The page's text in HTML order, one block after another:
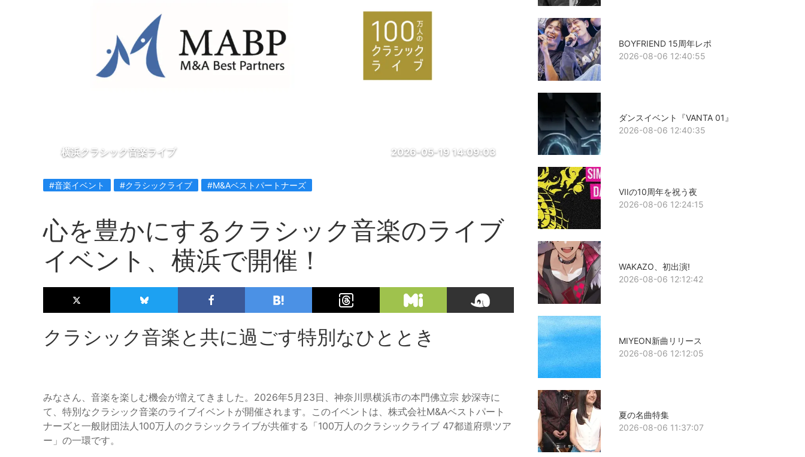
横浜クラシック音楽ライブ 2026-05-19 14:09:03
#音楽イベント #クラシックライブ #M&Aベストパートナーズ
心を豊かにするクラシック音楽のライブ
イベント、横浜で開催！
クラシック音楽と共に過ごす特別なひととき
みなさん、音楽を楽しむ機会が増えてきました。2026年5月23日、神奈川県横浜市の本門佛立宗 妙深寺に
て、特別なクラシック音楽のライブイベントが開催されます。このイベントは、株式会社M&Aベストパート
ナーズと一般財団法人100万人のクラシックライブが共催する「100万人のクラシックライブ 47都道府県ツア
ー」の一環です。
BOYFRIEND 15周年レポ
2026-08-06 12:40:55
ダンスイベント『VANTA 01』
2026-08-06 12:40:35
VIIの10周年を祝う夜
2026-08-06 12:24:15
WAKAZO、初出演!
2026-08-06 12:12:42
MIYEON新曲リリース
2026-08-06 12:12:05
夏の名曲特集
2026-08-06 11:37:07